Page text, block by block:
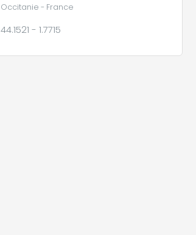
Occitanie - France
44.1521 - 1.7715